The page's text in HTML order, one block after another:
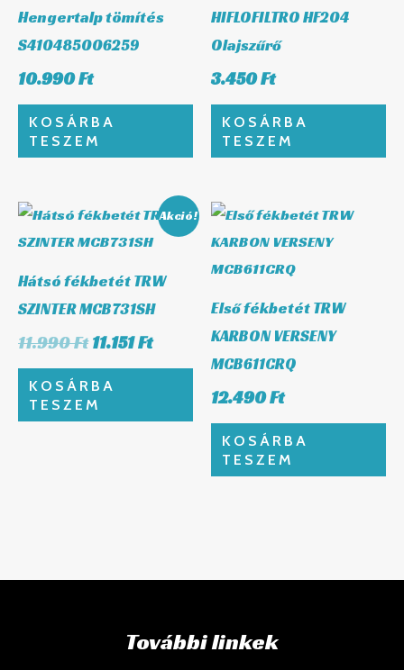
Hengertalp tömítés
S410485006259
10.990Ft
KOSÁRBA
TESZEM
HIFLOFILTRO HF204
Olajszűrő
3.450Ft
KOSÁRBA
TESZEM
Akció!
Hátsó fékbetét TRW
SZINTER MCB731SH
11.990Ft
Original
price
11.990 Ft.
11.151Ft
Current
price
11.151 Ft.
KOSÁRBA
TESZEM
Első fékbetét TRW
KARBON VERSENY
MCB611CRQ
12.490Ft
KOSÁRBA
TESZEM
További linkek